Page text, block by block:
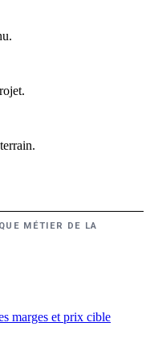
MÉTIER DE LA
marges et prix cible